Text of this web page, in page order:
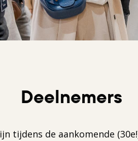
Deelnemers
tijdens de aankomende